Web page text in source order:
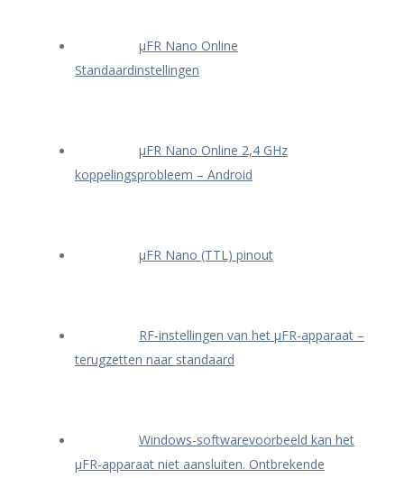
μFR Nano Online
Standaardinstellingen
μFR Nano Online 2,4 GHz
koppelingsprobleem – Android
μFR Nano (TTL) pinout
RF-instellingen van het μFR-apparaat –
terugzetten naar standaard
Windows-softwarevoorbeeld kan het
μFR-apparaat niet aansluiten. Ontbrekende